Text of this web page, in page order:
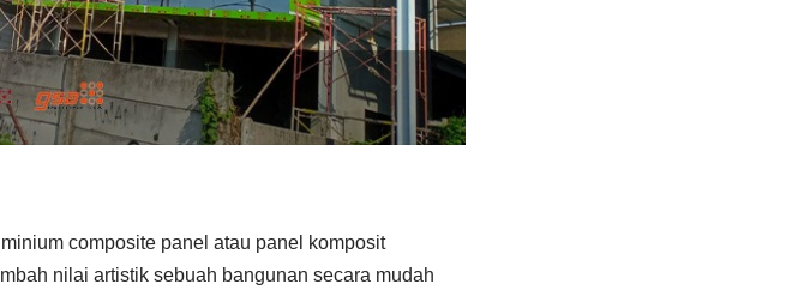
composite panel atau panel komposit
nilai artistik sebuah bangunan secara mudah